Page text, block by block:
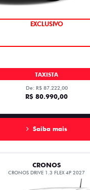
COMPLETO
EXCLUSIVO
TAXISTA
De: R$ 87.222,00
R$ 80.990,00
Saiba mais
CRONOS
CRONOS DRIVE 1.3 FLEX 4P 2027